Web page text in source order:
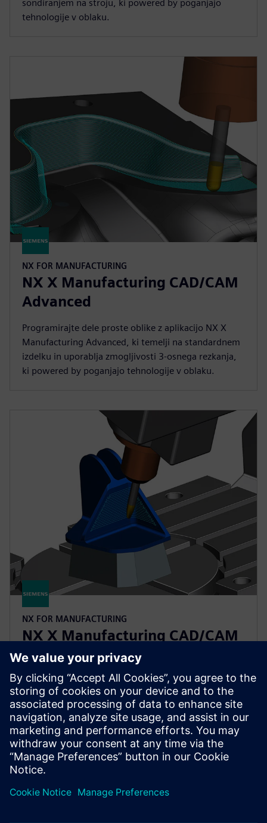
sondiranjem na stroju, ki powered by poganjajo
tehnologije v oblaku.
NX FOR MANUFACTURING
NX X Manufacturing CAD/CAM
Advanced
Programirajte dele proste oblike z aplikacijo NX X
Manufacturing Advanced, ki temelji na standardnem
izdelku in uporablja zmogljivosti 3-osnega rezkanja,
ki powered by poganjajo tehnologije v oblaku.
NX FOR MANUFACTURING
NX X Manufacturing CAD/CAM
Premium
Poenostavite programiranje kompleksnih delov z NX
X Manufacturing Premium, ki temelji na naprednem
izdelku z večosno obdelavo, ki jo powered by
tehnologije v oblaku.